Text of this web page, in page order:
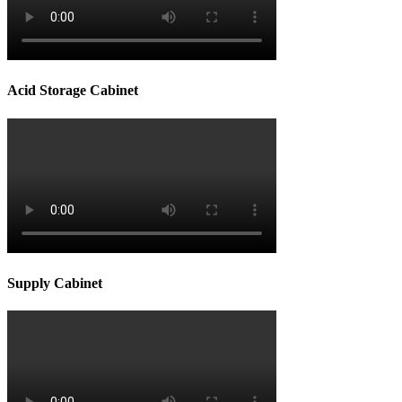
Acid Storage Cabinet
Supply Cabinet